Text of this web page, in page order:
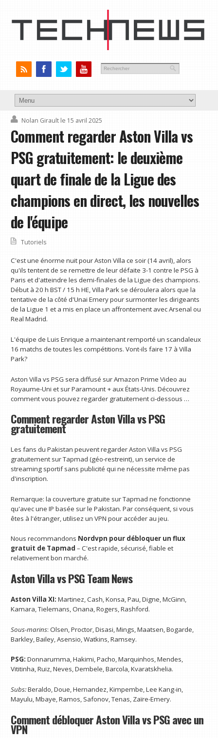
Nolan Girault le 15 avril 2025
Comment regarder Aston Villa vs
PSG gratuitement: le deuxième
quart de finale de la Ligue des
champions en direct, les nouvelles
de l'équipe
Tutoriels
C'est une énorme nuit pour Aston Villa ce soir (14 avril), alors
qu'ils tentent de se remettre de leur défaite 3-1 contre le PSG à
Paris et d'atteindre les demi-finales de la Ligue des champions.
Début à 20 h BST / 15 h HE, Villa Park se déroulera alors que la
tentative de la côté d'Unai Emery pour surmonter les dirigeants
de la Ligue 1 et a mis en place un affrontement avec Arsenal ou
Real Madrid.
L'équipe de Luis Enrique a maintenant remporté un scandaleux
16 matchs de toutes les compétitions. Vont-ils faire 17 à Villa
Park?
Aston Villa vs PSG sera diffusé sur Amazon Prime Video au
Royaume-Uni et sur Paramount + aux États-Unis. Découvrez
comment vous pouvez regarder gratuitement ci-dessous …
Comment regarder Aston Villa vs PSG
gratuitement
Les fans du Pakistan peuvent regarder Aston Villa vs PSG
gratuitement sur Tapmad (géo-restreint), un service de
streaming sportif sans publicité qui ne nécessite même pas
d'inscription.
Remarque: la couverture gratuite sur Tapmad ne fonctionne
qu'avec une IP basée sur le Pakistan. Par conséquent, si vous
êtes à l'étranger, utilisez un VPN pour accéder au jeu.
Nous recommandons Nordvpn pour débloquer un flux
gratuit de Tapmad – C'est rapide, sécurisé, fiable et
relativement bon marché.
Aston Villa vs PSG Team News
Aston Villa XI: Martinez, Cash, Konsa, Pau, Digne, McGinn,
Kamara, Tielemans, Onana, Rogers, Rashford.
Sous-marins: Olsen, Proctor, Disasi, Mings, Maatsen, Bogarde,
Barkley, Bailey, Asensio, Watkins, Ramsey.
PSG:Donnarumma, Hakimi, Pacho, Marquinhos, Mendes,
Vititinha, Ruiz, Neves, Dembele, Barcola, Kvaratskhelia.
Subs:Beraldo, Doue, Hernandez, Kimpembe, Lee Kang-in,
Mayulu, Mbaye, Ramos, Safonov, Tenas, Zaïre-Emery.
Comment débloquer Aston Villa vs PSG avec un
VPN